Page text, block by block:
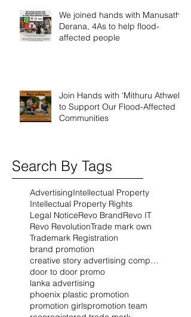
We joined hands with Manusath
Derana, 4As to help flood-
affected people
Join Hands with ‘Mithuru Athwela’
to Support Our Flood-Affected
Communities
Search By Tags
AdvertisingIntellectual Property
Intellectual Property Rights
Legal NoticeRevo BrandRevo IT
Revo RevolutionTrade mark own
Trademark Registration
brand promotion
creative story advertising company
door to door promo
lanka advertising
phoenix plastic promotion
promotion girlspromotion team